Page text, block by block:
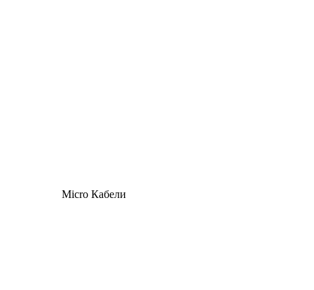
Micro Кабели